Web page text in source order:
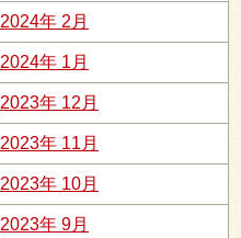
2024年 2月
2024年 1月
2023年 12月
2023年 11月
2023年 10月
2023年 9月